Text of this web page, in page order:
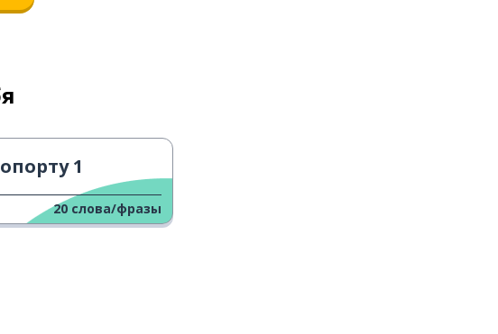
1
20 слова/фразы